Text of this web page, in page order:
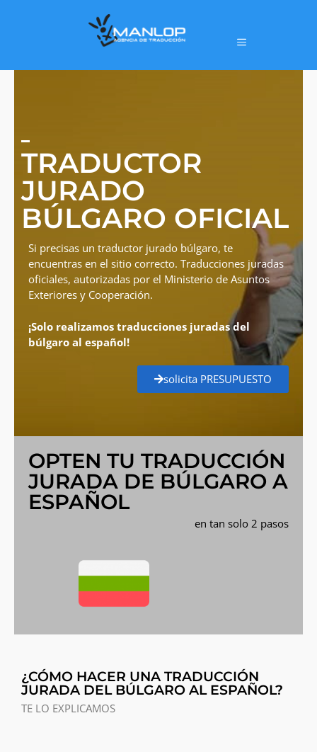
TRADUCTOR
JURADO
BÚLGARO OFICIAL
Si precisas un traductor jurado búlgaro, te
encuentras en el sitio correcto. Traducciones juradas
oficiales, autorizadas por el Ministerio de Asuntos
Exteriores y Cooperación.
¡Solo realizamos traducciones juradas del
búlgaro al español!
solicita PRESUPUESTO
OPTEN TU TRADUCCIÓN
JURADA DE BÚLGARO A
ESPAÑOL
en tan solo 2 pasos
¿CÓMO HACER UNA TRADUCCIÓN
JURADA DEL BÚLGARO AL ESPAÑOL?
TE LO EXPLICAMOS